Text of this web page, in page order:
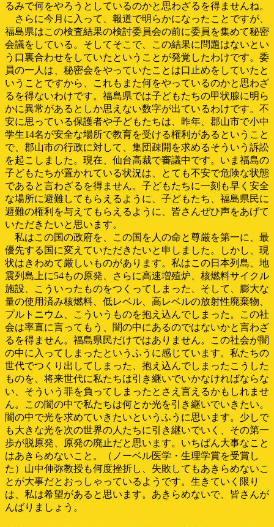
るみで何をやろうとしているのかと思わざるを得ませんね。
さらに今月に入って、報道で明らかになったことですが、
福島県はこの検査結果の検討委員会の前に委員を集めて秘密
会議をしている。そしてそこで、この結果に問題はないとい
う口裏合わせをしていたということが発覚したわけです。委
員の一人は、秘密会をやっていたことは口止めをしていたと
いうことですから、これもまた何をやっているのかと思わざ
るを得ないわけです。福島県では子どもたちの甲状腺に明ら
かに異常があるとしか思えない数字が出ているわけです。不
安に思っている保護者や子どもたちは、昨年、郡山市で小中
学生14名が安全な場所で教育を受ける権利があるということ
で、郡山市の行政に対して、集団疎開を求めるそういう訴訟
を起こしました。現在、仙台高裁で審議中です。いま福島の
子どもたちが置かれている状況は、とても不安で危険な状態
であると言わざるを得ません。子どもたちに一刻も早く安全
な場所に避難してもらえるように、子どもたち、福島県民に
避難の権利を与えてもらえるように、皆さんぜひ声をあげて
いただきたいと思います。
私はこの国の政府を、この国を人の命と尊厳を第一に、最
優先する国に変えていただきたいと申しました。しかし、現
状はきわめて厳しいものがあります。私はこの日本列島、地
震列島上に54もの原発、さらに高速増殖炉、核燃料サイクル
施設、こういったものをつくってしまった、そして、膨大な
量の使用済み核燃料、低レベル、高レベルの放射性廃棄物、
プルトニウム、こういうものを抱え込んでしまった。この社
会は率直に言ってもう、闇の中にあるのではないかと言わざ
るを得ません。福島県民だけではありません。この社会が闇
の中に入ってしまったというふうに感じています。私たちの
世代でつくり出してしまった、抱え込んでしまったこうした
ものを、将来世代に私たちは引き継いでいかなければならな
い、そういう罪を負ってしまったとさえ言えるかもしれませ
ん。この闇の中で私たちは何とか光を引き継いでいきたい。
闇の中で光を求めていきたいというふうに思います。少しで
も大きな光を次の世界の人たちに引き継いでいく、その第一
歩が脱原発、原発の廃止だと思います。いちばん大事なこと
はあきらめないこと。（ノーベル医学・生理学賞を受賞し
た）山中伸弥教授も何度挫折し、失敗してもあきらめないこ
とが大事だとおっしゃっているようです。生きていく限り
は、私は希望があると思います。あきらめないで、皆さんが
んばりましょう。